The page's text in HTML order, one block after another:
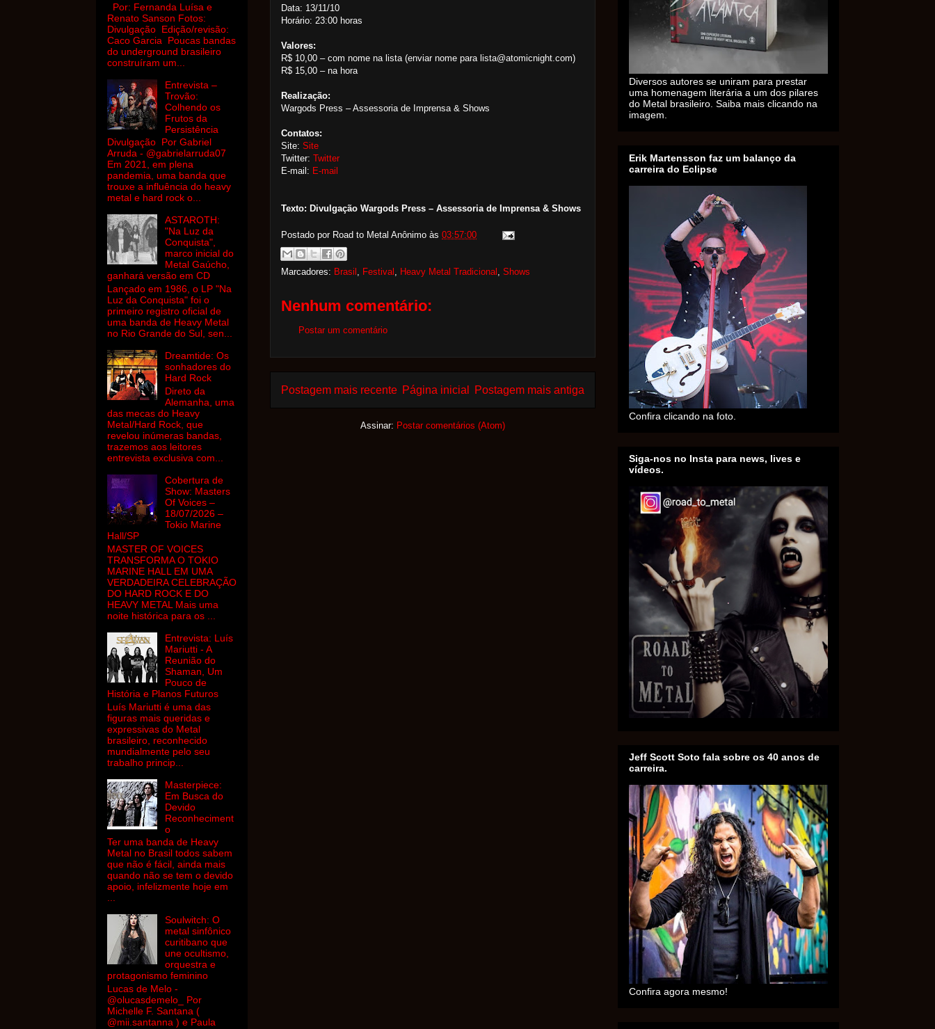
Data: 13/11/10
Horário: 23:00 horas
Valores:
R$ 10,00 – com nome na lista (enviar nome para lista@atomicnight.com)
R$ 15,00 – na hora
Realização:
Wargods Press – Assessoria de Imprensa & Shows
Contatos:
Site: Site
Twitter: Twitter
E-mail: E-mail
Texto: Divulgação Wargods Press – Assessoria de Imprensa & Shows
Postado por Road to Metal Anônimo às 03:57:00
Marcadores: Brasil Festival Heavy Metal Tradicional Shows
Nenhum comentário:
Postar um comentário
Postagem mais recente Postagem mais antiga
Página inicial
Assinar: Postar comentários (Atom)
Por: Fernanda Luísa e
Renato Sanson Fotos:
Divulgação Edição/revisão:
Caco Garcia Poucas bandas
do underground brasileiro
construíram um...
Entrevista –
Trovão:
Colhendo os
Frutos da
Persistência
Divulgação Por Gabriel
Arruda - @gabrielarruda07
Em 2021, em plena
pandemia, uma banda que
trouxe a influência do heavy
metal e hard rock o...
ASTAROTH:
"Na Luz da
Conquista",
marco inicial do
Metal Gaúcho,
ganhará versão em CD
Lançado em 1986, o LP "Na
Luz da Conquista" foi o
primeiro registro oficial de
uma banda de Heavy Metal
no Rio Grande do Sul, sen...
Dreamtide: Os
sonhadores do
Hard Rock
Direto da
Alemanha, uma
das mecas do Heavy
Metal/Hard Rock, que
revelou inúmeras bandas,
trazemos aos leitores
entrevista exclusiva com...
Cobertura de
Show: Masters
Of Voices –
18/07/2026 –
Tokio Marine
Hall/SP
MASTER OF VOICES
TRANSFORMA O TOKIO
MARINE HALL EM UMA
VERDADEIRA CELEBRAÇÃO
DO HARD ROCK E DO
HEAVY METAL Mais uma
noite histórica para os ...
Entrevista: Luís
Mariutti - A
Reunião do
Shaman, Um
Pouco de
História e Planos Futuros
Luís Mariutti é uma das
figuras mais queridas e
expressivas do Metal
brasileiro, reconhecido
mundialmente pelo seu
trabalho princip...
Masterpiece:
Em Busca do
Devido
Reconheciment
o
Ter uma banda de Heavy
Metal no Brasil todos sabem
que não é fácil, ainda mais
quando não se tem o devido
apoio, infelizmente hoje em
...
Soulwitch: O
metal sinfônico
curitibano que
une ocultismo,
orquestra e
protagonismo feminino
Lucas de Melo -
@olucasdemelo_ Por
Michelle F. Santana (
@mii.santanna ) e Paula
Diversos autores se uniram para prestar
uma homenagem literária a um dos pilares
do Metal brasileiro. Saiba mais clicando na
imagem.
Erik Martensson faz um balanço da
carreira do Eclipse
Confira clicando na foto.
Siga-nos no Insta para news, lives e
vídeos.
Jeff Scott Soto fala sobre os 40 anos de
carreira.
Confira agora mesmo!